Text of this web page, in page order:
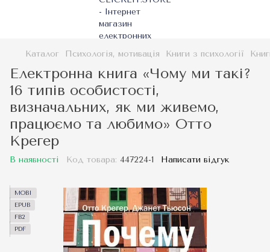
Каталог Психологія, мотивація Книги з психології
Електронна книга «Чому ми такі?
16 типів особистості,
визначальних, як ми живемо,
працюємо та любимо» Отто
Крегер
В наявності Код товара: 447224-1 Написати відгук
MOBI
EPUB
FB2
PDF